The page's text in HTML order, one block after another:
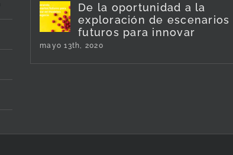
De la oportunidad a la
exploración de escenarios
futuros para innovar
mayo 13th, 2020